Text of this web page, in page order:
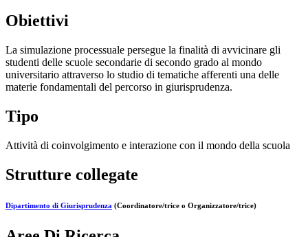
Obiettivi
La simulazione processuale persegue la finalità di avvicinare gli
studenti delle scuole secondarie di secondo grado al mondo
universitario attraverso lo studio di tematiche afferenti una delle
materie fondamentali del percorso in giurisprudenza.
Tipo
Attività di coinvolgimento e interazione con il mondo della scuola
Strutture collegate
Dipartimento di Giurisprudenza (Coordinatore/trice o Organizzatore/trice)